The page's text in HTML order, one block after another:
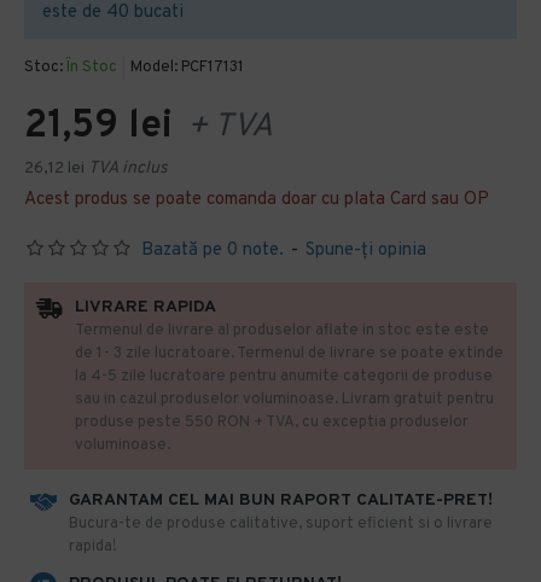
Stoc: În Stoc Model: PCF17131
Bazată pe 0 note. - Spune-ţi opinia
21,59 lei + TVA
26,12 lei TVA inclus
Acest produs se poate comanda doar cu plata Card sau OP
este de 40 bucati
GARANTAM CEL MAI BUN RAPORT CALITATE-PRET!
​Bucura-te de produse calitative, suport eficient si o livrare
rapida!
LIVRARE RAPIDA
Termenul de livrare al produselor aflate in stoc este este
de 1- 3 zile lucratoare. Termenul de livrare se poate extinde
la 4-5 zile lucratoare pentru anumite categorii de produse
sau in cazul produselor voluminoase. Livram gratuit pentru
produse peste 550 RON + TVA, cu exceptia produselor
voluminoase.